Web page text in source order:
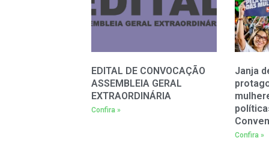
EDITAL DE CONVOCAÇÃO
ASSEMBLEIA GERAL
EXTRAORDINÁRIA
Confira »
Janja
Confira »